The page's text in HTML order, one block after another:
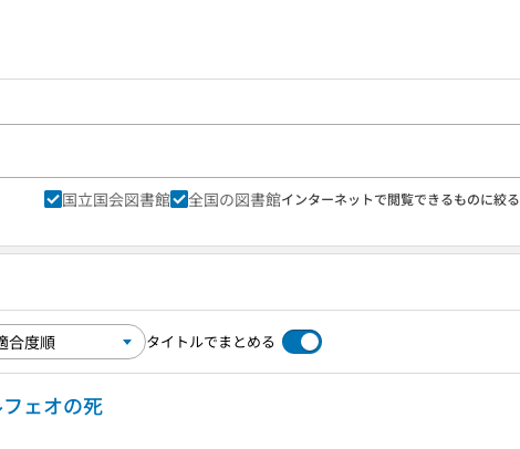
国立国会図書館 全国の図書館インターネットで閲覧できるものに絞る
タイトルでまとめる
ェオの死